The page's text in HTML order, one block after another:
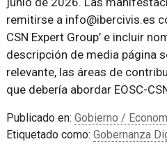
remitirse a info@ibercivis.es
CSN Expert Group’ e incluir
descripción de media página
relevante, las áreas de
que debería abordar EOSC-
Publicado en: Gobierno /
Etiquetado como: Gobernanza